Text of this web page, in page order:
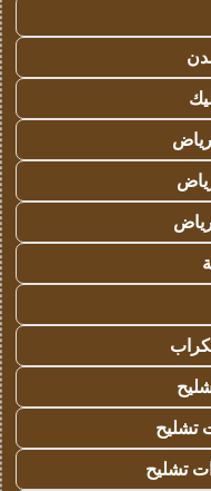
تشليح
تشليح